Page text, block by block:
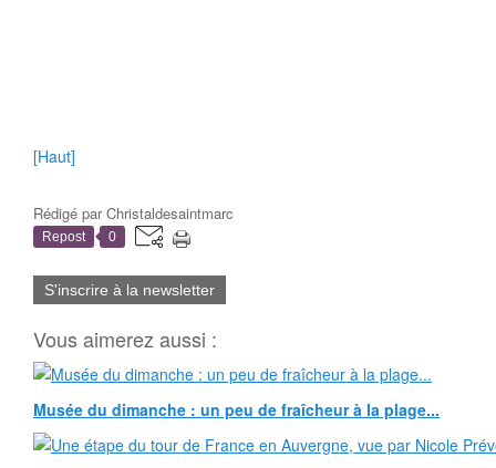
[Haut]
Rédigé parChristaldesaintmarc
Repost 0
S'inscrire à la newsletter
Vous aimerez aussi :
Musée du dimanche : un peu de fraîcheur à la plage...